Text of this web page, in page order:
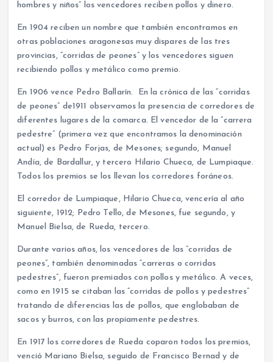
hombres y niños” los vencedores reciben pollos y dinero.
En 1904 reciben un nombre que también encontramos en
otras poblaciones aragonesas muy dispares de las tres
provincias, “corridas de peones” y los vencedores siguen
recibiendo pollos y metálico como premio.
En 1906 vence Pedro Ballarín. En la crónica de las “corridas
de peones” de1911 observamos la presencia de corredores de
diferentes lugares de la comarca. El vencedor de la “carrera
pedestre” (primera vez que encontramos la denominación
actual) es Pedro Forjas, de Mesones; segundo, Manuel
Andía, de Bardallur, y tercero Hilario Chueca, de Lumpiaque.
Todos los premios se los llevan los corredores foráneos.
El corredor de Lumpiaque, Hilario Chueca, vencería al año
siguiente, 1912; Pedro Tello, de Mesones, fue segundo, y
Manuel Bielsa, de Rueda, tercero.
Durante varios años, los vencedores de las ”corridas de
peones”, también denominadas “carreras o corridas
pedestres”, fueron premiados con pollos y metálico. A veces,
como en 1915 se citaban las “corridas de pollos y pedestres”
tratando de diferencias las de pollos, que englobaban de
sacos y burros, con las propiamente pedestres.
En 1917 los corredores de Rueda coparon todos los premios,
venció Mariano Bielsa, seguido de Francisco Bernad y de